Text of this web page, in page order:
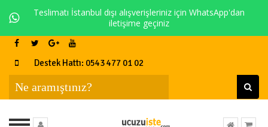
Teslimatı İstanbul dışı alışverişleriniz için WhatsApp'dan
iletişime geçiniz
Destek Hattı: 0543 477 01 02